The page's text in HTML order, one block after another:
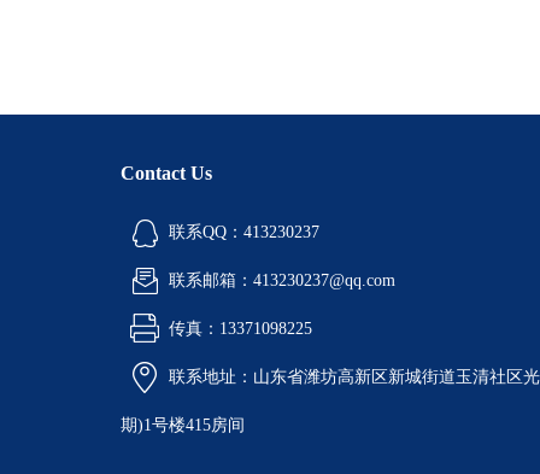
Contact Us
联系QQ：413230237
联系邮箱：413230237@qq.com
传真：13371098225
联系地址：山东省潍坊高新区新城街道玉清社区
期)1号楼415房间